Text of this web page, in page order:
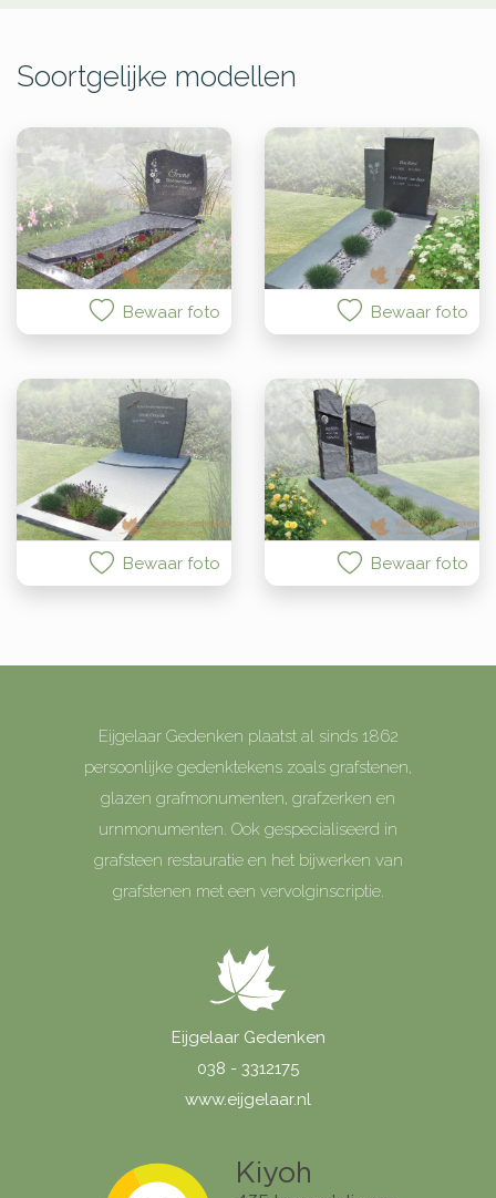
Soortgelijke modellen
Bewaar foto Bewaar foto
Bewaar foto Bewaar foto
Eijgelaar Gedenken plaatst al sinds 1862
persoonlijke gedenktekens zoals grafstenen,
glazen grafmonumenten, grafzerken en
urnmonumenten. Ook gespecialiseerd in
grafsteen restauratie en het bijwerken van
grafstenen met een vervolginscriptie.
Eijgelaar Gedenken
038 - 3312175
www.eijgelaar.nl